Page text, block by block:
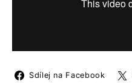
Sdílej na Facebook